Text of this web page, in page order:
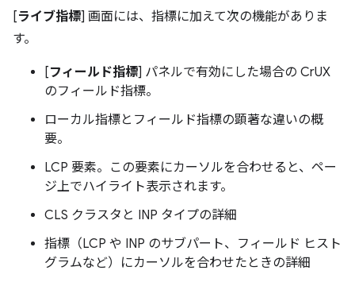
[ライブ指標] 画面には、指標に加えて次の機能がありま
す。
[フィールド指標] パネルで有効にした場合の CrUX
のフィールド指標。
ローカル指標とフィールド指標の顕著な違いの概
要。
LCP 要素。この要素にカーソルを合わせると、ペー
ジ上でハイライト表示されます。
CLS クラスタと INP タイプの詳細
指標（LCP や INP のサブパート、フィールド ヒスト
グラムなど）にカーソルを合わせたときの詳細